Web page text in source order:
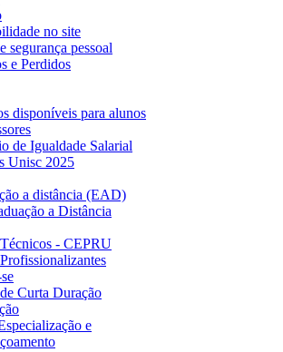
no site
segurança pessoal
e Perdidos
disponíveis para alunos
de Igualdade Salarial
Unisc 2025
a distância (EAD)
a Distância
- CEPRU
Curta Duração
e